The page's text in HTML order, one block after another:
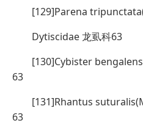
[129]Parena
Dytiscidae 龙虱科63
[130]Cybister
63
[131]Rhantus
63